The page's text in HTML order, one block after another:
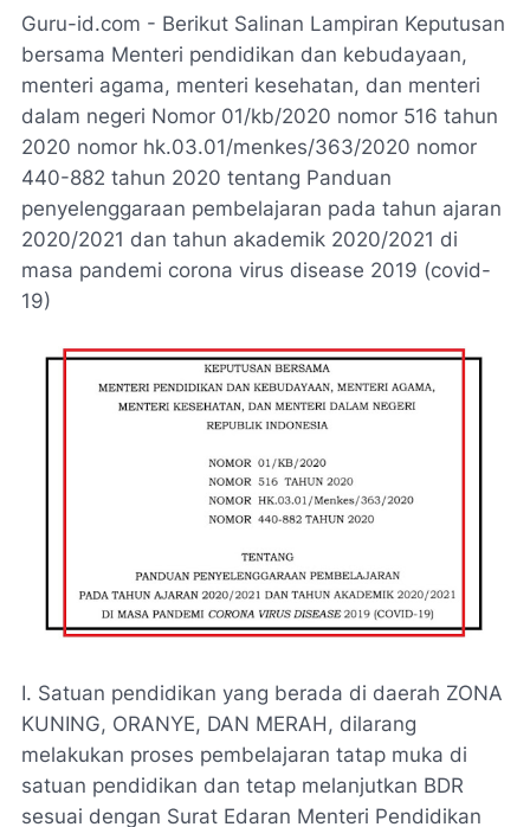
Guru-id.com - Berikut Salinan Lampiran Keputusan
bersama Menteri pendidikan dan kebudayaan,
menteri agama, menteri kesehatan, dan menteri
dalam negeri Nomor 01/kb/2020 nomor 516 tahun
2020 nomor hk.03.01/menkes/363/2020 nomor
440-882 tahun 2020 tentang Panduan
penyelenggaraan pembelajaran pada tahun ajaran
2020/2021 dan tahun akademik 2020/2021 di
masa pandemi corona virus disease 2019 (covid-
19)
I. Satuan pendidikan yang berada di daerah ZONA
KUNING, ORANYE, DAN MERAH, dilarang
melakukan proses pembelajaran tatap muka di
satuan pendidikan dan tetap melanjutkan BDR
sesuai dengan Surat Edaran Menteri Pendidikan